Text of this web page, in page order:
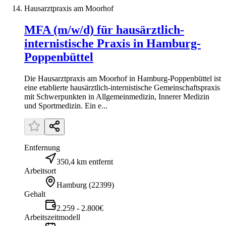
Hausarztpraxis am Moorhof
MFA (m/w/d) für hausärztlich-
internistische Praxis in Hamburg-
Poppenbüttel
Die Hausarztpraxis am Moorhof in Hamburg-Poppenbüttel ist
eine etablierte hausärztlich-internistische Gemeinschaftspraxis
mit Schwerpunkten in Allgemeinmedizin, Innerer Medizin
und Sportmedizin. Ein e...
Entfernung
350,4 km entfernt
Arbeitsort
Hamburg (22399)
Gehalt
2.259 - 2.800€
Arbeitszeitmodell